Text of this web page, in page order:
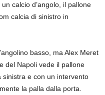
calcio d’angolo, il pallone
calcia di sinistro in
basso, ma Alex Meret
del Napoli vede il pallone
sinistra e con un intervento
la palla dalla porta.